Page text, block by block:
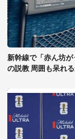
新幹線で「赤ん坊
の説教 周囲も呆れ